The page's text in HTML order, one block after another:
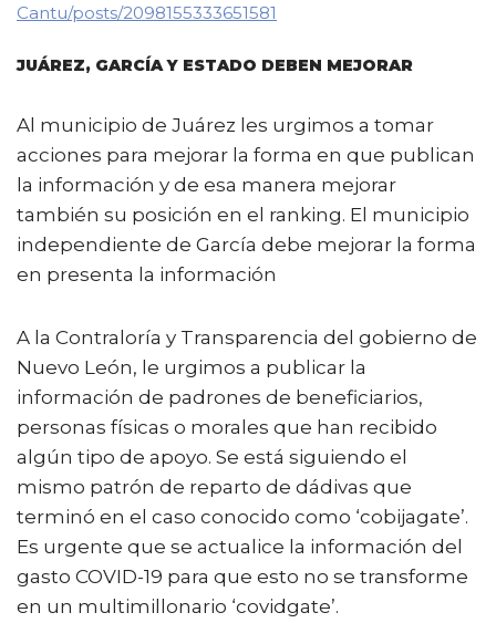
Cantu/posts/2098155333651581
JUÁREZ, GARCÍA Y ESTADO DEBEN MEJORAR
Al municipio de Juárez les urgimos a tomar
acciones para mejorar la forma en que publican
la información y de esa manera mejorar
también su posición en el ranking. El municipio
independiente de García debe mejorar la forma
en presenta la información
A la Contraloría y Transparencia del gobierno de
Nuevo León, le urgimos a publicar la
información de padrones de beneficiarios,
personas físicas o morales que han recibido
algún tipo de apoyo. Se está siguiendo el
mismo patrón de reparto de dádivas que
terminó en el caso conocido como ‘cobijagate’.
Es urgente que se actualice la información del
gasto COVID-19 para que esto no se transforme
en un multimillonario ‘covidgate’.